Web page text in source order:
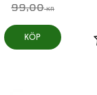
i favoriter
99,00KR
KÖP